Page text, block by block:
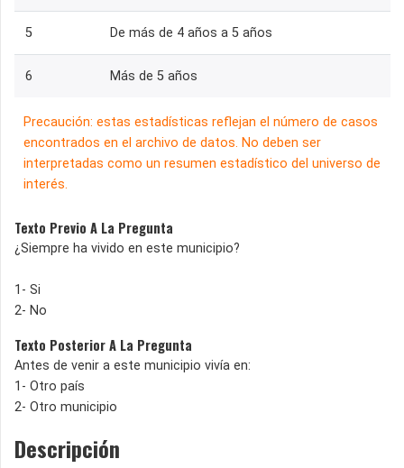
5 De más de 4 años a 5 años
6 Más de 5 años
Precaución: estas estadísticas reflejan el número de casos
encontrados en el archivo de datos. No deben ser
interpretadas como un resumen estadístico del universo de
interés.
Texto Previo A La Pregunta
¿Siempre ha vivido en este municipio?
1- Si
2- No
Texto Posterior A La Pregunta
Antes de venir a este municipio vivía en:
1- Otro país
2- Otro municipio
Descripción